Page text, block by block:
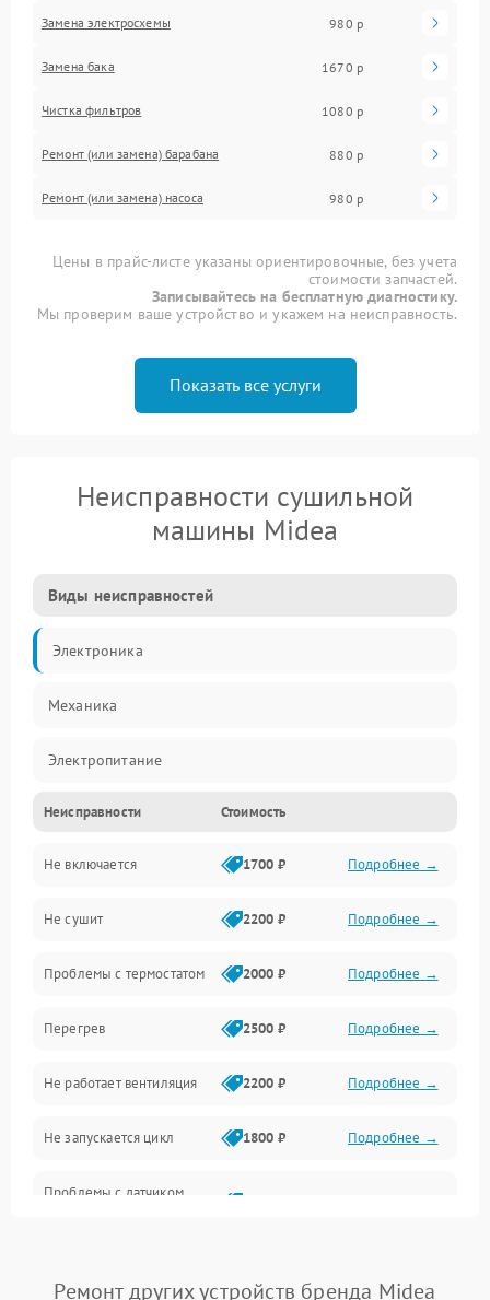
Замена электросхемы 980 р
Замена бака 1670 р
Чистка фильтров 1080 р
Ремонт (или замена) барабана 880 р
Ремонт (или замена) насоса 980 р
Цены в прайс-листе указаны ориентировочные, без учета
стоимости запчастей.
Записывайтесь на бесплатную диагностику.
Мы проверим ваше устройство и укажем на неисправность.
Показать все услуги
Неисправности сушильной
машины Midea
Виды неисправностей
Электроника
Механика
Электропитание
Нагрев
Механические повреждения
Оптика
Программное обеспечение
Датчики
Безопасность
Неисправности Стоимость
Не включается 1700 ₽ Подробнее →
Не сушит 2200 ₽ Подробнее →
Проблемы с термостатом 2000 ₽ Подробнее →
Перегрев 2500 ₽ Подробнее →
Не работает вентиляция 2200 ₽ Подробнее →
Не запускается цикл 1800 ₽ Подробнее →
Проблемы с датчиком
Ремонт других устройств бренда Midea